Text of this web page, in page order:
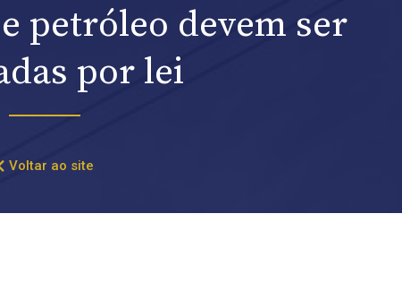
petróleo devem ser
por lei
Voltar ao site